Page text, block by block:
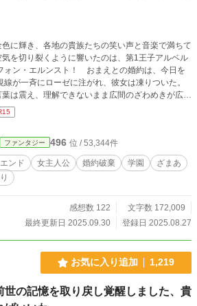
に輝き、各地の貴族たちの笑い声と音楽で満ちて
を切り裂くように響いたのは、第1王子アルベル
は震え、理解できないまま広間のざわめきが広が
で育ち、未来の王妃として教育を受けてきたロー
今まさに公開の場で突き放されたのだ。 アル
、隣に立つ淡いピンク髪の少女ミーアを差し置
と宣言した。ミーアは目を潤ませ、か細い声で応
々にローゼの罪を指摘し、アーサーやマッスルと
非難の声は広間を震わせた。 ローゼは必死
ない……」だが、王子の視線と群衆の圧力の前に
引きずられるローゼ。広間には王子を讃える喝采
た。地下牢という絶望的な空間が、彼女の心に小
にとって新たな力を得る場となる。《マイルー
されない自分だけの聖域が生まれる。泣き崩れる
こから、ローゼの再起と逆転の物語が始まるのだ
ファンタジー 496 位 / 53,344件
ンド 女主人公 婚約破棄 学園
ざまあ
感想数 122
文字数 172,009
最終更新日 2025.09.30
登録日 2025.08.27
お気に入り追加 1,219
世の記憶を取り戻し覚醒しました、貴